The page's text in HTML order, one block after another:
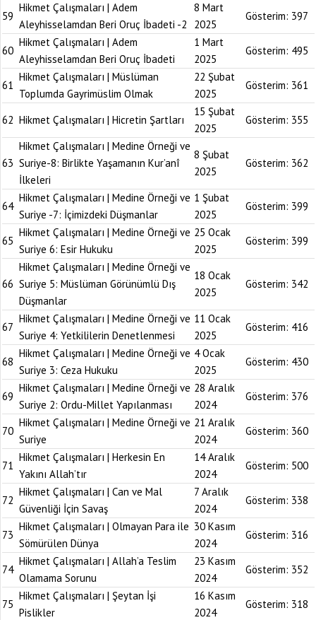
59
Hikmet Çalışmaları | Adem
Aleyhisselamdan Beri Oruç İbadeti -2
8 Mart
2025
Gösterim: 397
60
Hikmet Çalışmaları | Adem
Aleyhisselamdan Beri Oruç İbadeti
1 Mart
2025
Gösterim: 495
61
Hikmet Çalışmaları | Müslüman
Toplumda Gayrimüslim Olmak
22 Şubat
2025
Gösterim: 361
62 Hikmet Çalışmaları | Hicretin Şartları
15 Şubat
2025
Gösterim: 355
63
Hikmet Çalışmaları | Medine Örneği ve
Suriye-8: Birlikte Yaşamanın Kur’anî
İlkeleri
8 Şubat
2025
Gösterim: 362
64
Hikmet Çalışmaları | Medine Örneği ve
Suriye -7: İçimizdeki Düşmanlar
1 Şubat
2025
Gösterim: 399
65
Hikmet Çalışmaları | Medine Örneği ve
Suriye 6: Esir Hukuku
25 Ocak
2025
Gösterim: 399
66
Hikmet Çalışmaları | Medine Örneği ve
Suriye 5: Müslüman Görünümlü Dış
Düşmanlar
18 Ocak
2025
Gösterim: 342
67
Hikmet Çalışmaları | Medine Örneği ve
Suriye 4: Yetkililerin Denetlenmesi
11 Ocak
2025
Gösterim: 416
68
Hikmet Çalışmaları | Medine Örneği ve
Suriye 3: Ceza Hukuku
4 Ocak
2025
Gösterim: 430
69
Hikmet Çalışmaları | Medine Örneği ve
Suriye 2: Ordu-Millet Yapılanması
28 Aralık
2024
Gösterim: 376
70
Hikmet Çalışmaları | Medine Örneği ve
Suriye
21 Aralık
2024
Gösterim: 360
71
Hikmet Çalışmaları | Herkesin En
Yakını Allah’tır
14 Aralık
2024
Gösterim: 500
72
Hikmet Çalışmaları | Can ve Mal
Güvenliği İçin Savaş
7 Aralık
2024
Gösterim: 338
73
Hikmet Çalışmaları | Olmayan Para ile
Sömürülen Dünya
30 Kasım
2024
Gösterim: 316
74
Hikmet Çalışmaları | Allah’a Teslim
Olamama Sorunu
23 Kasım
2024
Gösterim: 352
75
Hikmet Çalışmaları | Şeytan İşi
Pislikler
16 Kasım
2024
Gösterim: 318